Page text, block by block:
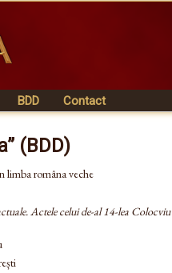
BDD Contact
(BDD)
limba româna veche
Actele celui de-al 14-lea